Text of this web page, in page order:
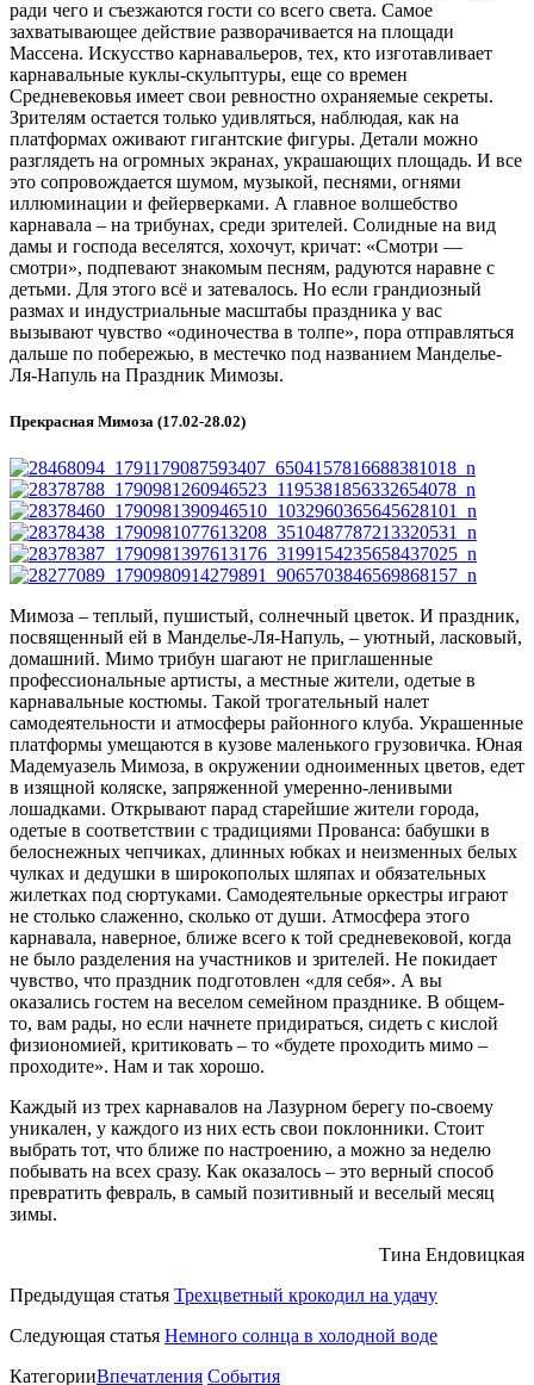
ради чего и съезжаются гости со всего света. Самое
захватывающее действие разворачивается на площади
Массена. Искусство карнавальеров, тех, кто изготавливает
карнавальные куклы-скульптуры, еще со времен
Средневековья имеет свои ревностно охраняемые секреты.
Зрителям остается только удивляться, наблюдая, как на
платформах оживают гигантские фигуры. Детали можно
разглядеть на огромных экранах, украшающих площадь. И все
это сопровождается шумом, музыкой, песнями, огнями
иллюминации и фейерверками. А главное волшебство
карнавала – на трибунах, среди зрителей. Солидные на вид
дамы и господа веселятся, хохочут, кричат: «Смотри —
смотри», подпевают знакомым песням, радуются наравне с
детьми. Для этого всё и затевалось. Но если грандиозный
размах и индустриальные масштабы праздника у вас
вызывают чувство «одиночества в толпе», пора отправляться
дальше по побережью, в местечко под названием Манделье-
Ля-Напуль на Праздник Мимозы.
Прекрасная Мимоза (17.02-28.02)
Мимоза – теплый, пушистый, солнечный цветок. И праздник,
посвященный ей в Манделье-Ля-Напуль, – уютный, ласковый,
домашний. Мимо трибун шагают не приглашенные
профессиональные артисты, а местные жители, одетые в
карнавальные костюмы. Такой трогательный налет
самодеятельности и атмосферы районного клуба. Украшенные
платформы умещаются в кузове маленького грузовичка. Юная
Мадемуазель Мимоза, в окружении одноименных цветов, едет
в изящной коляске, запряженной умеренно-ленивыми
лошадками. Открывают парад старейшие жители города,
одетые в соответствии с традициями Прованса: бабушки в
белоснежных чепчиках, длинных юбках и неизменных белых
чулках и дедушки в широкополых шляпах и обязательных
жилетках под сюртуками. Самодеятельные оркестры играют
не столько слаженно, сколько от души. Атмосфера этого
карнавала, наверное, ближе всего к той средневековой, когда
не было разделения на участников и зрителей. Не покидает
чувство, что праздник подготовлен «для себя». А вы
оказались гостем на веселом семейном празднике. В общем-
то, вам рады, но если начнете придираться, сидеть с кислой
физиономией, критиковать – то «будете проходить мимо –
проходите». Нам и так хорошо.
Каждый из трех карнавалов на Лазурном берегу по-своему
уникален, у каждого из них есть свои поклонники. Стоит
выбрать тот, что ближе по настроению, а можно за неделю
побывать на всех сразу. Как оказалось – это верный способ
превратить февраль, в самый позитивный и веселый месяц
зимы.
Тина Ендовицкая
Предыдущая статья Трехцветный крокодил на удачу
Следующая статья Немного солнца в холодной воде
КатегорииВпечатления События